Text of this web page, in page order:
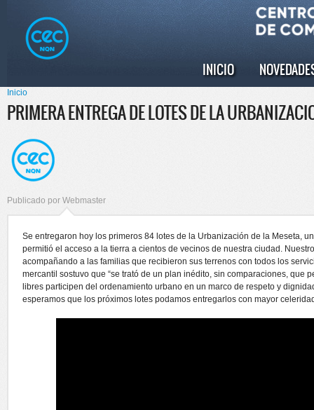
principal
Menú principal
INICIO
Se encuentra usted aquí
Inicio
PRIMERA ENTREGA DE LOTES DE LA
Publicado por Webmaster
Se entregaron hoy los primeros 84 lotes de la Urbanización de la Meseta,
permitió el acceso a la tierra a cientos de vecinos de nuestra ciudad.
acompañando a las familias que recibieron sus terrenos con todos los
mercantil sostuvo que “se trató de un plan inédito, sin comparaciones, que
libres participen del ordenamiento urbano en un marco de respeto y
esperamos que los próximos lotes podamos entregarlos con mayor